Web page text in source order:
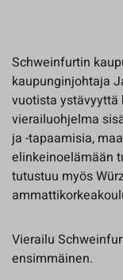
Schweinfurtin
kaupunginjohtaja
vuotista
vierailuohjelma
ja -tapaamisia,
elinkeinoelämään
tutustuu myös
Vierailu
ensimmäinen.